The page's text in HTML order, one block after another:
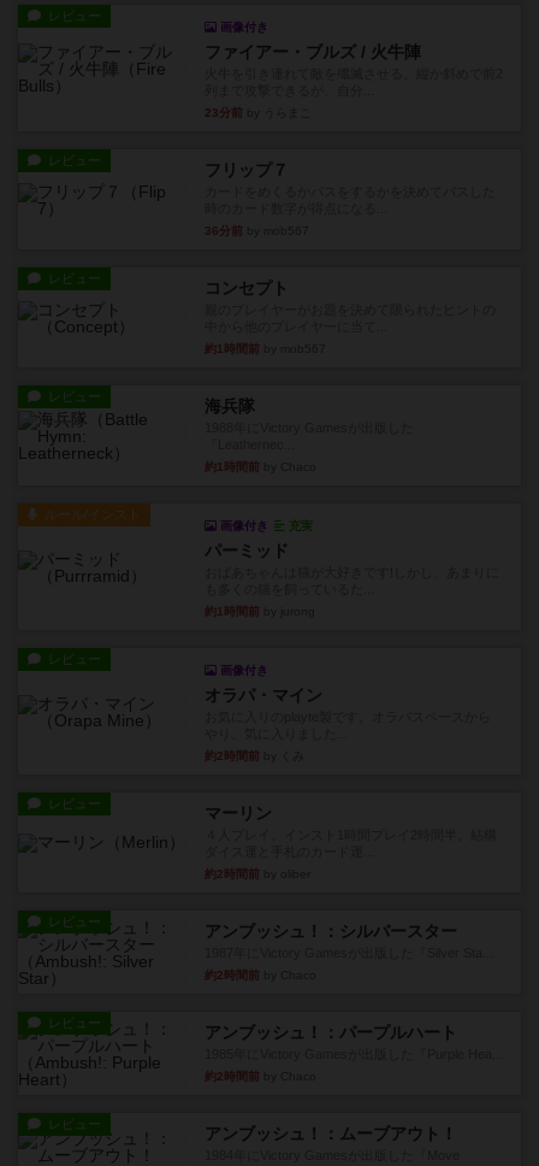
レビュー
画像付き
ファイアー・ブルズ / 火牛陣
23分前
レビュー フリップ７
36分前
レビュー コンセプト
約1時間前
レビュー 海兵隊
約1時間前
ルール/インスト
画像付き 充実
パーミッド
約1時間前
レビュー
画像付き
オラパ・マイン
約2時間前
レビュー マーリン
約2時間前
レビュー アンブッシュ！：シルバースター
約2時間前
レビュー アンブッシュ！：パープルハート
約2時間前
レビュー アンブッシュ！：ムーブアウト！